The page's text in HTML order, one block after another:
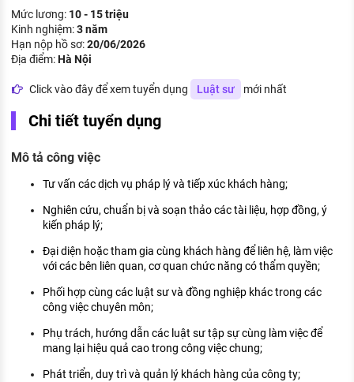
Việc làm tốt nhất
CÔNG TY
Danh sách nhà tuyển dụng
Nhà tuyển dụng hàng đầu
MẪU CV THEO STYLE
Mẫu CV đơn giản
Mẫu CV hiện đại
Lao động và tiền lương
Bảo hiểm và phúc lợi
Thuế thu nhập
Hồ sơ biểu mẫu
Chính sách lao động
KHÁM PHÁ NGHỀ NGHIỆP
Tử vi nghề nghiệp
HƯỚNG NGHIỆP VIỆC LÀM
Đặc trưng từng nghề
Xu hướng việc làm
XÂY DỰNG VÀ PHÁT TRIỂN ĐỘI NGŨ
NHÂN SỰ
Mức lương: 10 - 15 triệu
Kinh nghiệm:3 năm
Hạn nộp hồ sơ:20/06/2026
Địa điểm:Hà Nội
Click vào đây để xem tuyển dụng Luật sư mới nhất
Chi tiết tuyển dụng
Mô tả công việc
Tư vấn các dịch vụ pháp lý và tiếp xúc khách hàng;
Nghiên cứu, chuẩn bị và soạn thảo các tài liệu, hợp đồng, ý
kiến pháp lý;
Đại diện hoặc tham gia cùng khách hàng để liên hệ, làm việc
với các bên liên quan, cơ quan chức năng có thẩm quyền;
Phối hợp cùng các luật sư và đồng nghiệp khác trong các
công việc chuyên môn;
Phụ trách, hướng dẫn các luật sư tập sự cùng làm việc để
mang lại hiệu quả cao trong công việc chung;
Phát triển, duy trì và quản lý khách hàng của công ty;